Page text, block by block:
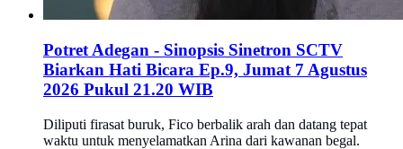
Potret Adegan - Sinopsis Sinetron SCTV
Biarkan Hati Bicara Ep.9, Jumat 7 Agustus
2026 Pukul 21.20 WIB
Diliputi firasat buruk, Fico berbalik arah dan datang tepat
waktu untuk menyelamatkan Arina dari kawanan begal.